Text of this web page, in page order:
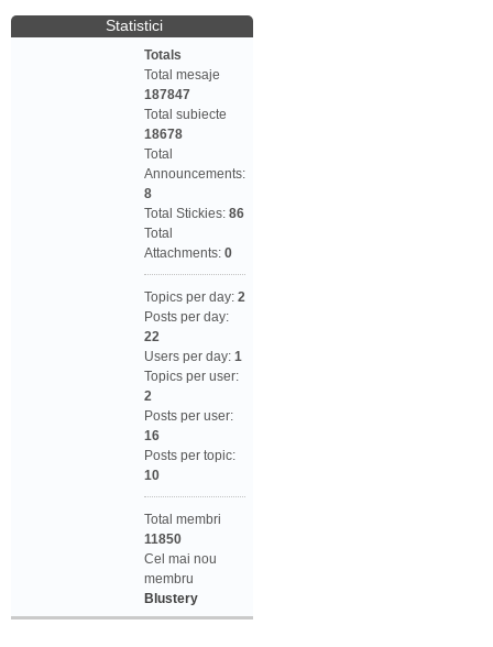
Statistici
Totals
Total mesaje
187847
Total subiecte
18678
Total
Announcements:
8
Total Stickies: 86
Total
Attachments: 0
Topics per day: 2
Posts per day:
22
Users per day: 1
Topics per user:
2
Posts per user:
16
Posts per topic:
10
Total membri
11850
Cel mai nou
membru
Blustery